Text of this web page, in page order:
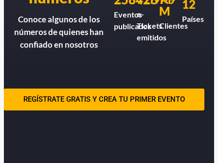
Conoce algunos de los
números de quienes han
confiado en nosotros
Eventos
publicados
e-
Tickets
emitidos
M
Clientes
12
Países
REGÍSTRATE GRATIS Y CREA TU PRIMER EVENTO